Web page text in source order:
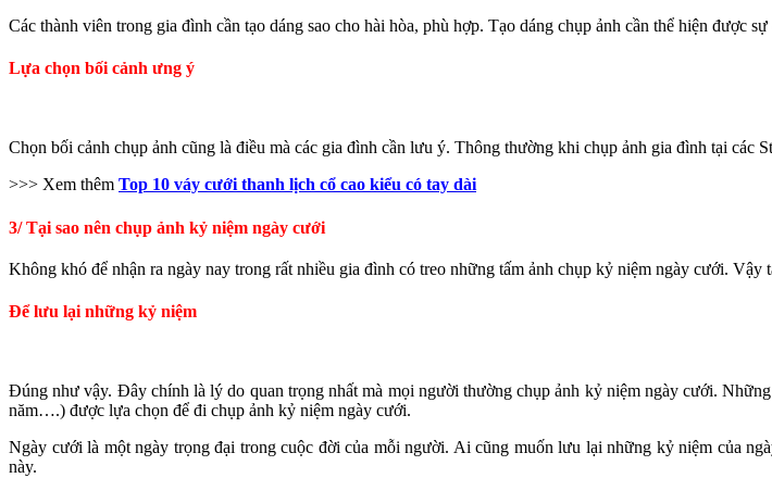
Các thành viên trong gia đình cần tạo dáng sao cho hài hòa, phù hợp. Tạo dáng chụp ảnh cần thể hiện được
Lựa chọn bối cảnh ưng ý
Chọn bối cảnh chụp ảnh cũng là điều mà các gia đình cần lưu ý. Thông thường khi chụp ảnh gia đình tại các
>>> Xem thêm Top 10 váy cưới thanh lịch cổ cao kiểu có tay dài
3/ Tại sao nên chụp ảnh kỷ niệm ngày cưới
Không khó để nhận ra ngày nay trong rất nhiều gia đình có treo những tấm ảnh chụp kỷ niệm ngày cưới. Vậy
Để lưu lại những kỷ niệm
Đúng như vậy. Đây chính là lý do quan trọng nhất mà mọi người thường chụp ảnh kỷ niệm ngày cưới.
năm….) được lựa chọn để đi chụp ảnh kỷ niệm ngày cưới.
Ngày cưới là một ngày trọng đại trong cuộc đời của mỗi người. Ai cũng muốn lưu lại những kỷ niệm của
này.